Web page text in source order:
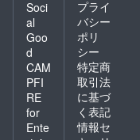
Soci
al
Goo
d
CAM
PFI
RE
for
Ente
プライ
バシー
ポリ
シー
特定商
取引法
に基づ
く表記
情報セ